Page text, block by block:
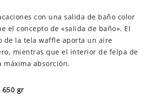
con una salida de baño color
el concepto de «salida de baño». El
de la tela waffle aporta un aire
mientras que el interior de felpa de
absorción.
650 gr